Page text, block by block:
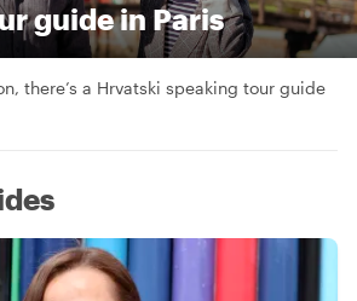
guide in Paris
there’s a Hrvatski speaking tour guide